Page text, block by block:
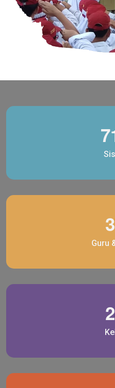
7
3
Guru
2